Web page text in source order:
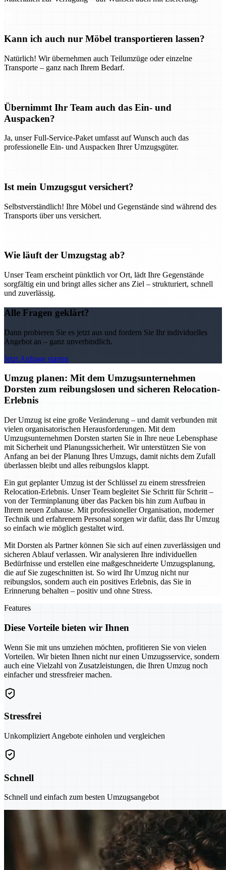
Kann ich auch nur Möbel transportieren lassen?
Natürlich! Wir übernehmen auch Teilumzüge oder einzelne
Transporte – ganz nach Ihrem Bedarf.
Übernimmt Ihr Team auch das Ein- und
Auspacken?
Ja, unser Full-Service-Paket umfasst auf Wunsch auch das
professionelle Ein- und Auspacken Ihrer Umzugsgüter.
Ist mein Umzugsgut versichert?
Selbstverständlich! Ihre Möbel und Gegenstände sind während des
Transports über uns versichert.
Wie läuft der Umzugstag ab?
Unser Team erscheint pünktlich vor Ort, lädt Ihre Gegenstände
sorgfältig ein und bringt alles sicher ans Ziel – strukturiert, schnell
und zuverlässig.
Alle Fragen geklärt?
Dann probieren Sie es jetzt aus und fordern Sie Ihr individuelles
Angebot an – ganz unverbindlich.
Jetzt Anfrage starten
Umzug planen: Mit dem Umzugsunternehmen
Dorsten zum reibungslosen und sicheren Relocation-
Erlebnis
Der Umzug ist eine große Veränderung – und damit verbunden mit
vielen organisatorischen Herausforderungen. Mit dem
Umzugsunternehmen Dorsten starten Sie in Ihre neue Lebensphase
mit Sicherheit und Planungssicherheit. Wir unterstützen Sie von
Anfang an bei der Planung Ihres Umzugs, damit nichts dem Zufall
überlassen bleibt und alles reibungslos klappt.
Ein gut geplanter Umzug ist der Schlüssel zu einem stressfreien
Relocation-Erlebnis. Unser Team begleitet Sie Schritt für Schritt –
von der Terminplanung über das Packen bis hin zum Aufbau in
Ihrem neuen Zuhause. Mit professioneller Organisation, moderner
Technik und erfahrenem Personal sorgen wir dafür, dass Ihr Umzug
so einfach wie möglich gestaltet wird.
Mit Dorsten als Partner können Sie sich auf einen zuverlässigen und
sicheren Ablauf verlassen. Wir analysieren Ihre individuellen
Bedürfnisse und erstellen eine maßgeschneiderte Umzugsplanung,
die auf Sie zugeschnitten ist. So wird Ihr Umzug nicht nur
reibungslos, sondern auch ein positives Erlebnis, das Sie in
Erinnerung behalten – positiv und ohne Stress.
Features
Diese Vorteile bieten wir Ihnen
Wenn Sie mit uns umziehen möchten, profitieren Sie von vielen
Vorteilen. Wir bieten Ihnen nicht nur einen Umzugsservice, sondern
auch eine Vielzahl von Zusatzleistungen, die Ihren Umzug noch
einfacher und stressfreier machen.
Stressfrei
Unkompliziert Angebote einholen und vergleichen
Schnell
Schnell und einfach zum besten Umzugsangebot